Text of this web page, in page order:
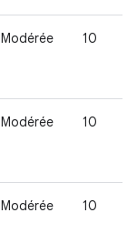
Modérée 10
Modérée 10
Modérée 10